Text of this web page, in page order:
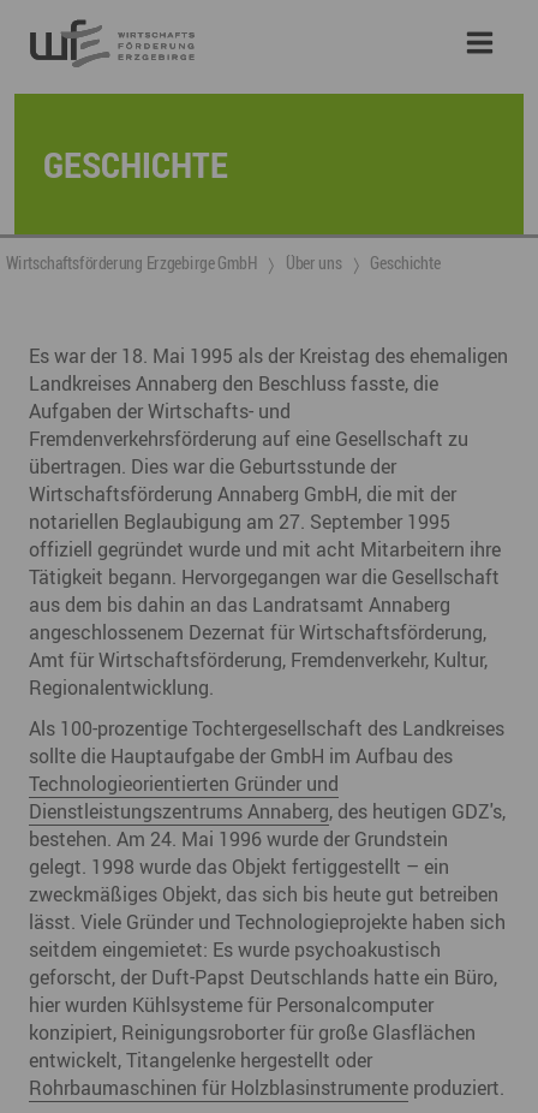
GESCHICHTE
Wirtschaftsförderung Erzgebirge GmbH Über uns Geschichte
Es war der 18. Mai 1995 als der Kreistag des ehemaligen
Landkreises Annaberg den Beschluss fasste, die
Aufgaben der Wirtschafts- und
Fremdenverkehrsförderung auf eine Gesellschaft zu
übertragen. Dies war die Geburtsstunde der
Wirtschaftsförderung Annaberg GmbH, die mit der
notariellen Beglaubigung am 27. September 1995
offiziell gegründet wurde und mit acht Mitarbeitern ihre
Tätigkeit begann. Hervorgegangen war die Gesellschaft
aus dem bis dahin an das Landratsamt Annaberg
angeschlossenem Dezernat für Wirtschaftsförderung,
Amt für Wirtschaftsförderung, Fremdenverkehr, Kultur,
Regionalentwicklung.
Als 100-prozentige Tochtergesellschaft des Landkreises
sollte die Hauptaufgabe der GmbH im Aufbau des
Technologieorientierten Gründer und
Dienstleistungszentrums Annaberg, des heutigen GDZ's,
bestehen. Am 24. Mai 1996 wurde der Grundstein
gelegt. 1998 wurde das Objekt fertiggestellt – ein
zweckmäßiges Objekt, das sich bis heute gut betreiben
lässt. Viele Gründer und Technologieprojekte haben sich
seitdem eingemietet: Es wurde psychoakustisch
geforscht, der Duft-Papst Deutschlands hatte ein Büro,
hier wurden Kühlsysteme für Personalcomputer
konzipiert, Reinigungsroborter für große Glasflächen
entwickelt, Titangelenke hergestellt oder
Rohrbaumaschinen für Holzblasinstrumente produziert.